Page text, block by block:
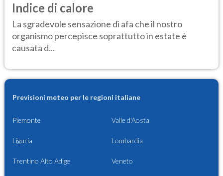
Indice di calore
La sgradevole sensazione di afa che il nostro
organismo percepisce soprattutto in estate è
causata d...
Previsioni meteo per le regioni italiane
Piemonte Valle d'Aosta
Liguria Lombardia
Trentino Alto Adige Veneto